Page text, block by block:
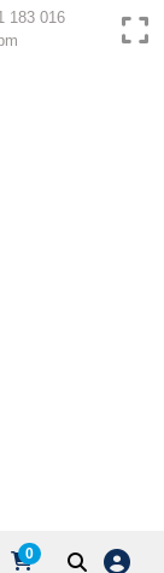
183 016
0